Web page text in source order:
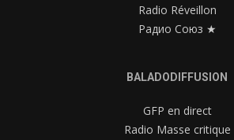
Radio Réveillon
Радио Союз ★
BALADODIFFUSION
GFP en direct
Radio Masse critique